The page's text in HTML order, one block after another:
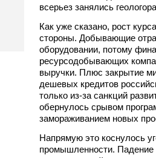
всерьез занялись
Как уже сказано, рост
стороны. Добывающие
оборудовании, потому
ресурсодобывающих
выручки. Плюс закрытие
дешевых кредитов
только из-за санкций
обернулось срывом
замораживанием новых
Напрямую это коснулось
промышленности. Падение